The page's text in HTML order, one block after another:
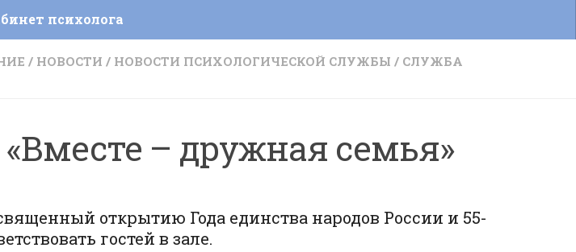
психолога
/ НОВОСТИ / НОВОСТИ ПСИХОЛОГИЧЕСКОЙ СЛУЖБЫ / СЛУЖБА
– дружная семья»
открытию Года единства народов России и 55-
гостей в зале.